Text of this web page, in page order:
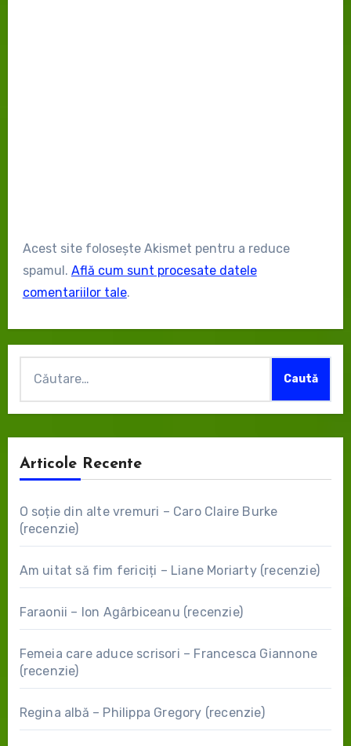
Acest site folosește Akismet pentru a reduce
spamul. Află cum sunt procesate datele
comentariilor tale.
Articole Recente
O soție din alte vremuri – Caro Claire Burke
(recenzie)
Am uitat să fim fericiți – Liane Moriarty (recenzie)
Faraonii – Ion Agârbiceanu (recenzie)
Femeia care aduce scrisori – Francesca Giannone
(recenzie)
Regina albă – Philippa Gregory (recenzie)